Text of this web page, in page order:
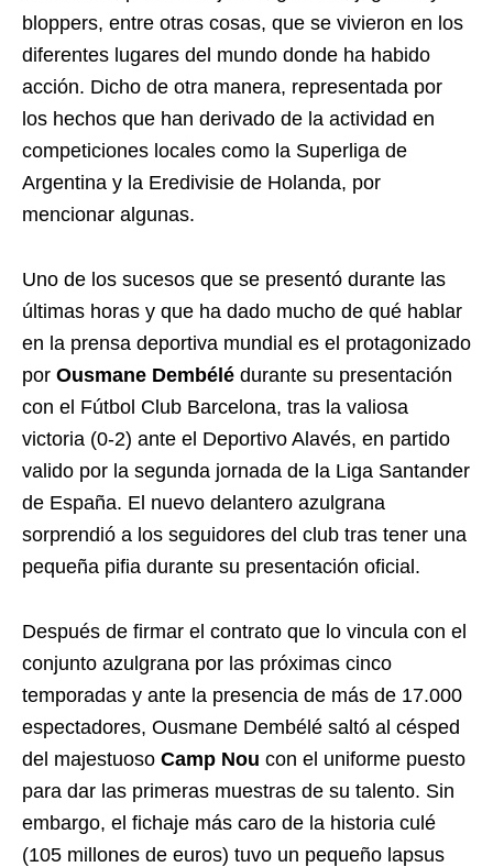
bloppers, entre otras cosas, que se vivieron en los
diferentes lugares del mundo donde ha habido
acción. Dicho de otra manera, representada por
los hechos que han derivado de la actividad en
competiciones locales como la Superliga de
Argentina y la Eredivisie de Holanda, por
mencionar algunas.
Uno de los sucesos que se presentó durante las
últimas horas y que ha dado mucho de qué hablar
en la prensa deportiva mundial es el protagonizado
por Ousmane Dembélé durante su presentación
con el Fútbol Club Barcelona, tras la valiosa
victoria (0-2) ante el Deportivo Alavés, en partido
valido por la segunda jornada de la Liga Santander
de España. El nuevo delantero azulgrana
sorprendió a los seguidores del club tras tener una
pequeña pifia durante su presentación oficial.
Después de firmar el contrato que lo vincula con el
conjunto azulgrana por las próximas cinco
temporadas y ante la presencia de más de 17.000
espectadores, Ousmane Dembélé saltó al césped
del majestuoso Camp Nou con el uniforme puesto
para dar las primeras muestras de su talento. Sin
embargo, el fichaje más caro de la historia culé
(105 millones de euros) tuvo un pequeño lapsus